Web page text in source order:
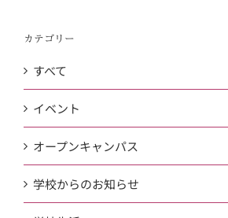
カテゴリー
すべて
イベント
オープンキャンパス
学校からのお知らせ